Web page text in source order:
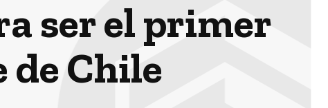
ser el primer
Chile